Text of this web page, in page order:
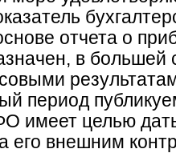
отчета о
в большей
период
имеет целью
его внешним